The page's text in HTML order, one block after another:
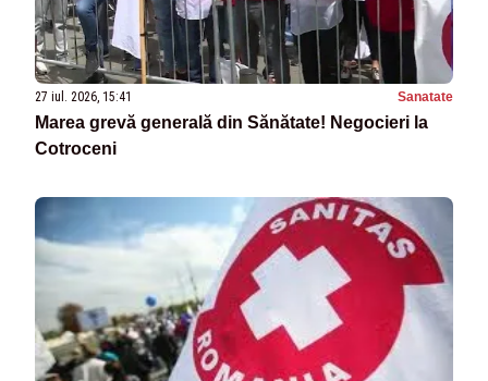
27 iul. 2026, 15:41 Sanatate
Marea grevă generală din Sănătate! Negocieri la
Cotroceni